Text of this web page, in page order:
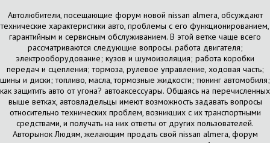
Автолюбители, посещающие форум новой nissan almera, обсуждают
технические характеристики авто, проблемы с его функционированием,
гарантийным и сервисным обслуживанием. В этой ветке чаще всего
рассматриваются следующие вопросы. работа двигателя;
электрооборудование; кузов и шумоизоляция; работа коробки
передач и сцепления; тормоза, рулевое управление, ходовая часть;
шины и диски; топливо, масла, тормозные жидкости; тюнинг автомобиля;
как защитить авто от угона? автоаксессуары. Общаясь на перечисленных
выше ветках, автовладельцы имеют возможность задавать вопросы
относительно технических проблем, возникших с их транспортными
средствами, и получать на них ответы от других пользователей.
Авторынок Людям, желающим продать свой nissan almera, форум